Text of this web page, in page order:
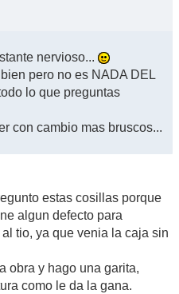
nervioso...
pero no es NADA DEL
lo que preguntas
con cambio mas bruscos...
estas cosillas porque
algun defecto para
tio, ya que venia la caja sin
obra y hago una garita,
como le da la gana.